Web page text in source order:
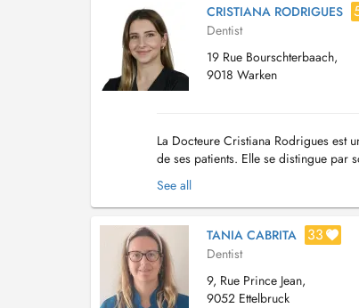
CRISTIANA RODRIGUES
Dentist
19 Rue Bourschterbaach,
9018 Warken
La Docteure Cristiana Rodrigues est
de ses patients. Elle se distingue par
proposant des soins de haute qualité
See all
TANIA CABRITA 33
Dentist
9, Rue Prince Jean,
9052 Ettelbruck